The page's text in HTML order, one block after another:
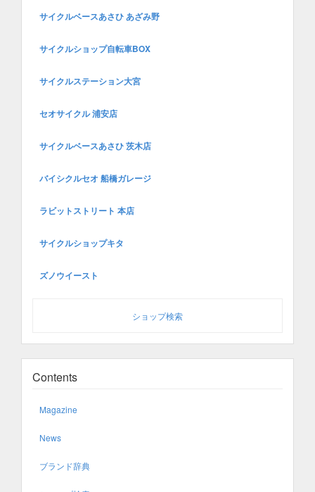
サイクルベースあさひ あざみ野
サイクルショップ自転車BOX
サイクルステーション大宮
セオサイクル 浦安店
サイクルベースあさひ 茨木店
バイシクルセオ 船橋ガレージ
ラビットストリート 本店
サイクルショップキタ
ズノウイースト
ショップ検索
Contents
Magazine
News
ブランド辞典